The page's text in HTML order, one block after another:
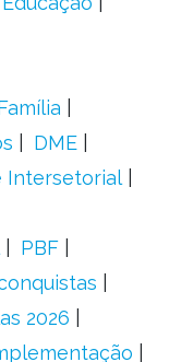
DME
Intersetorial
PBF
2026